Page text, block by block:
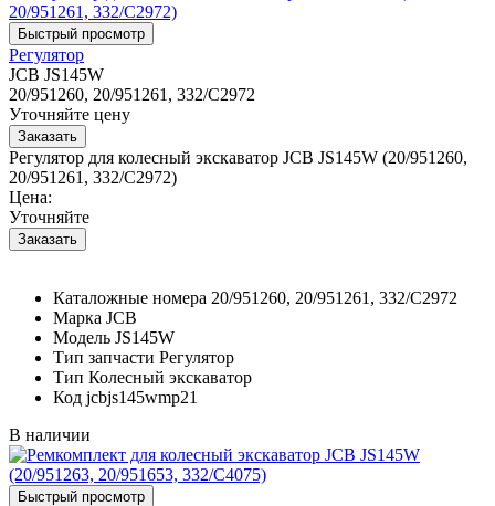
Регулятор
JCB JS145W
20/951260, 20/951261, 332/C2972
Уточняйте цену
Регулятор для колесный экскаватор JCB JS145W (20/951260,
20/951261, 332/C2972)
Цена:
Уточняйте
Каталожные номера 20/951260, 20/951261, 332/C2972
Марка JCB
Модель JS145W
Тип запчасти Регулятор
Тип Колесный экскаватор
Код jcbjs145wmp21
В наличии